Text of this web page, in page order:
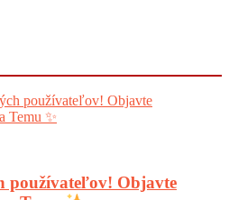
používateľov! Objavte